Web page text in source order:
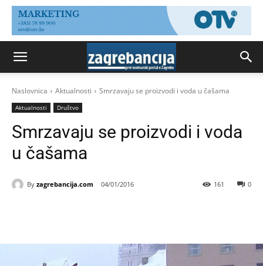
Naslovnica Aktualnosti Smrzavaju se proizvodi i voda u čašama
Aktualnosti Društvo
Smrzavaju se proizvodi i voda
u čašama
By zagrebancija.com 04/01/2016 0
161